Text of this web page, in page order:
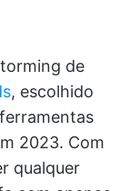
de
, escolhido
2023. Com
qualquer